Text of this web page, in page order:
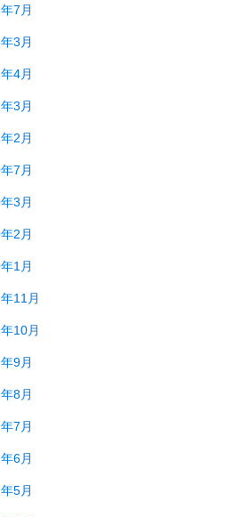
7月
3月
4月
3月
2月
7月
3月
2月
1月
11月
10月
9月
8月
7月
6月
5月